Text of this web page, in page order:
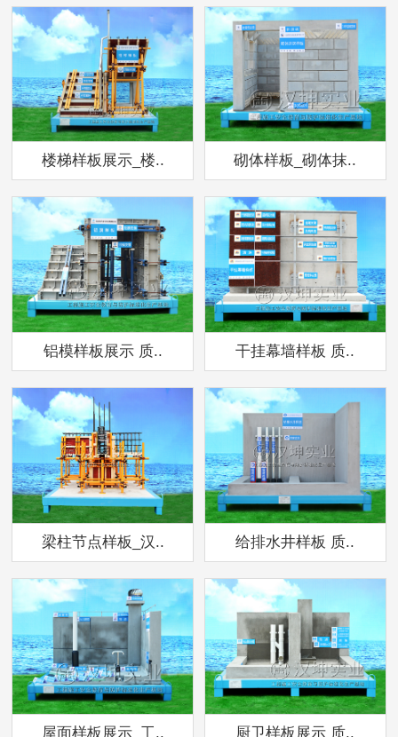
楼梯样板展示_楼.. 砌体样板_砌体抹..
铝模样板展示 质.. 干挂幕墙样板 质..
梁柱节点样板_汉.. 给排水井样板 质..
屋面样板展示_工.. 厨卫样板展示 质..